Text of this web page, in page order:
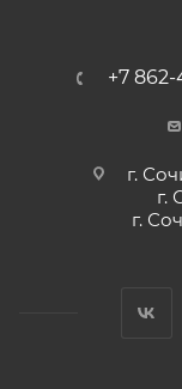
+7
г.
г.
г.